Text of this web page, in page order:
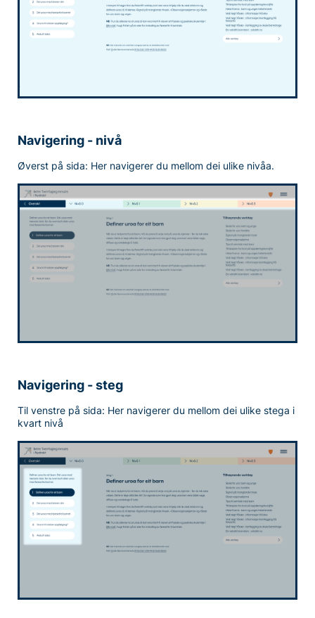
Navigering - nivå
Øverst på sida: Her navigerer du mellom dei ulike nivåa.
Navigering - steg
Til venstre på sida: Her navigerer du mellom dei ulike stega i
kvart nivå